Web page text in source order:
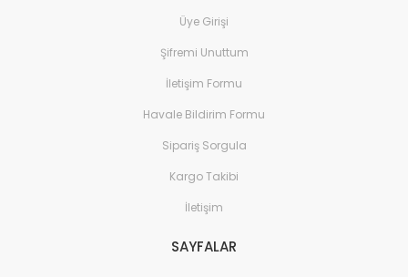
Üye Girişi
Şifremi Unuttum
İletişim Formu
Havale Bildirim Formu
Sipariş Sorgula
Kargo Takibi
İletişim
SAYFALAR